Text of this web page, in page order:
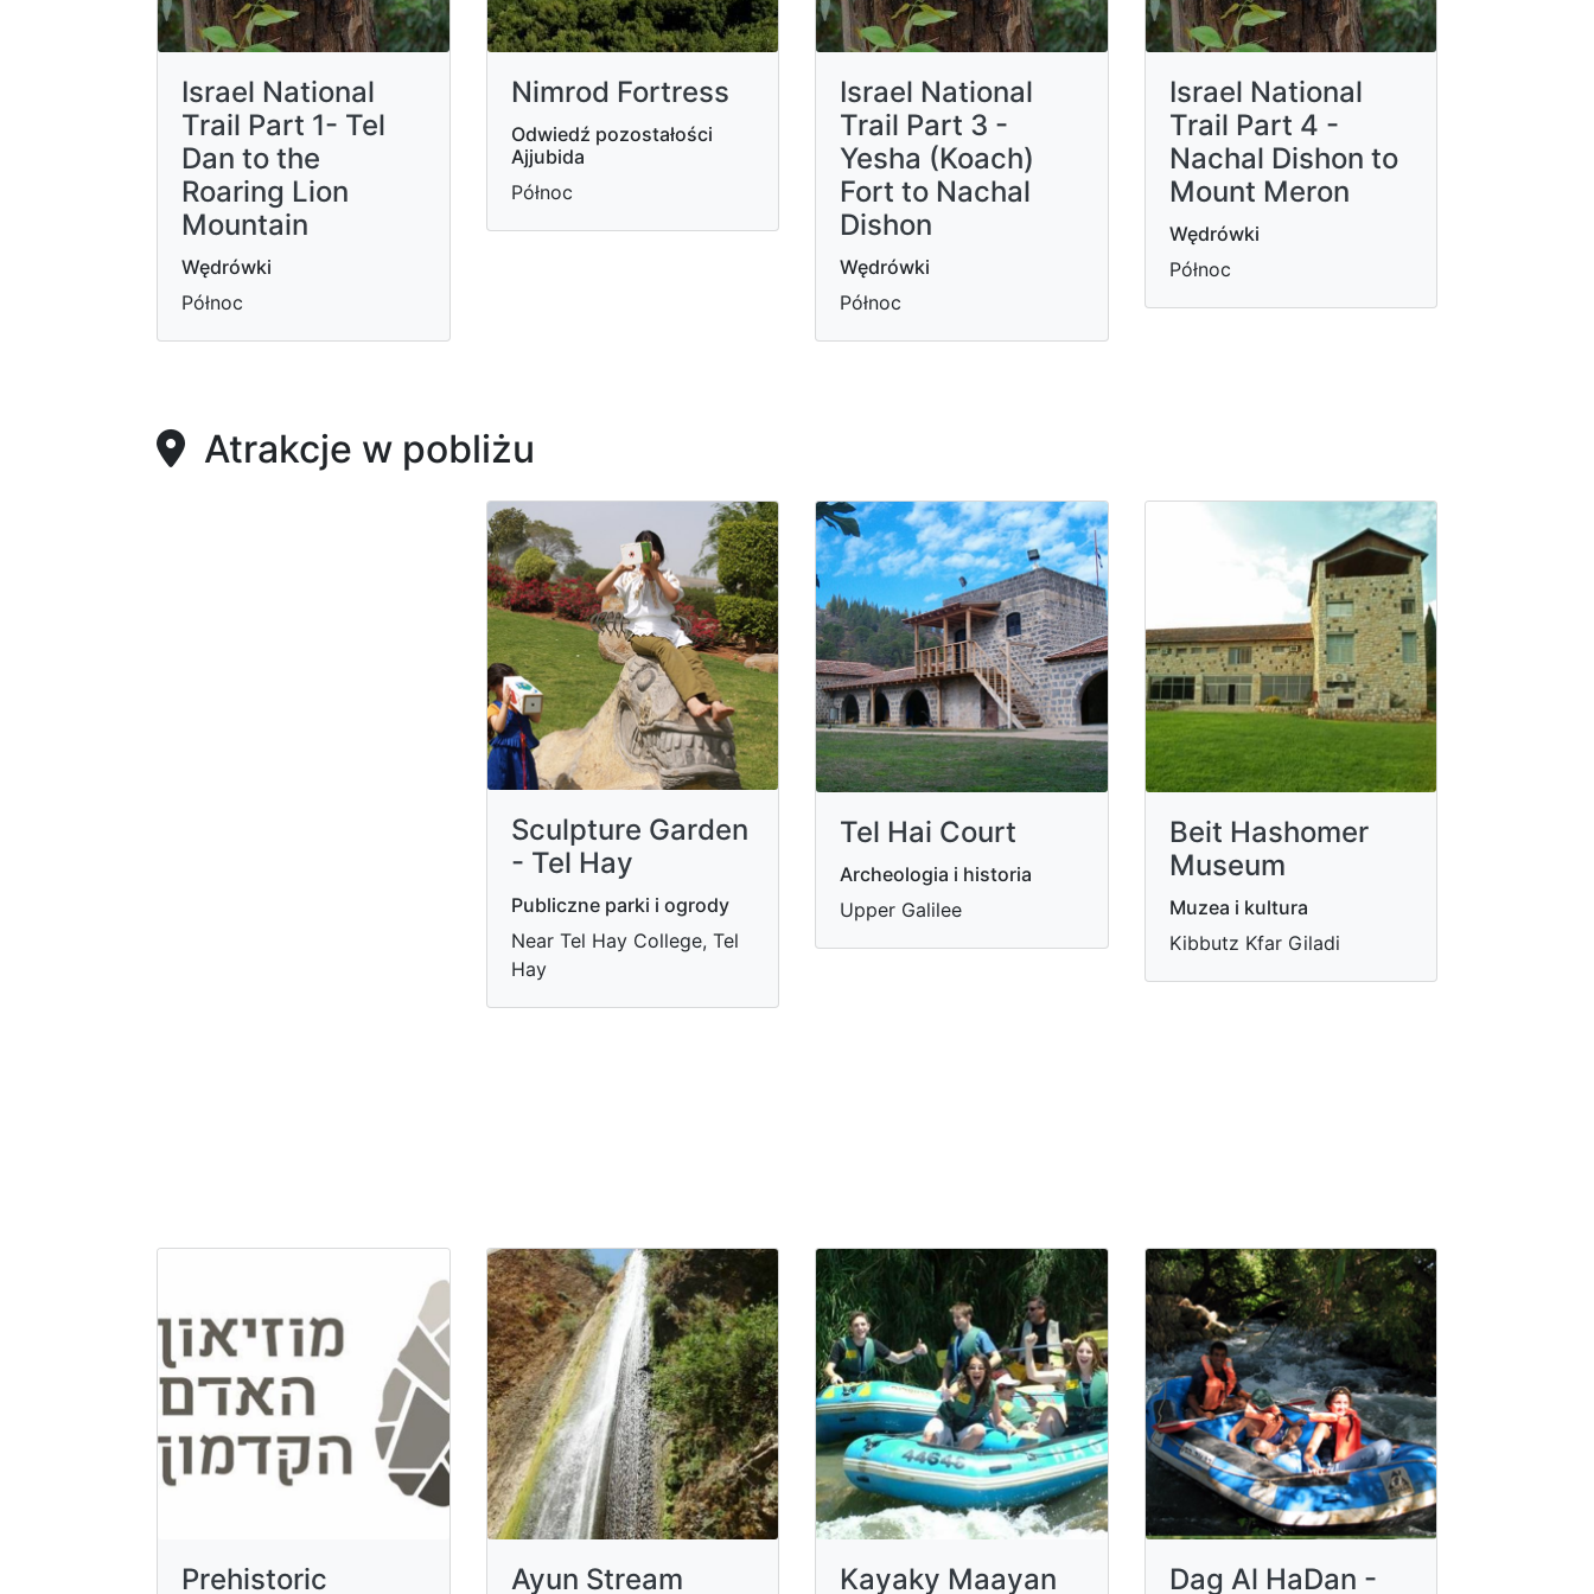
Israel National
Trail Part 1- Tel
Dan to the
Roaring Lion
Mountain
Wędrówki
Północ
Nimrod Fortress
Odwiedź pozostałości
Ajjubida
Północ
Israel National
Trail Part 3 -
Yesha (Koach)
Fort to Nachal
Dishon
Wędrówki
Północ
Israel National
Trail Part 4 -
Nachal Dishon to
Mount Meron
Wędrówki
Północ
Atrakcje w pobliżu
Sculpture Garden
- Tel Hay
Publiczne parki i ogrody
Near Tel Hay College, Tel
Hay
Tel Hai Court
Archeologia i historia
Upper Galilee
Beit Hashomer
Museum
Muzea i kultura
Kibbutz Kfar Giladi
Prehistoric Ayun Stream Kayaky Maayan Dag Al HaDan -